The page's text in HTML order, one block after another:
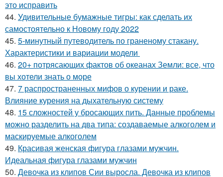
это исправить
44. Удивительные бумажные тигры: как сделать их
самостоятельно к Новому году 2022
45. 5-минутный путеводитель по граненому стакану.
Характеристики и вариации модели
46. 20+ потрясающих фактов об океанах Земли: все, что
вы хотели знать о море
47. 7 распространенных мифов о курении и раке.
Влияние курения на дыхательную систему
48. 15 сложностей у бросающих пить. Данные проблемы
можно разделить на два типа: создаваемые алкоголем и
маскируемые алкоголем
49. Красивая женская фигура глазами мужчин.
Идеальная фигура глазами мужчин
50. Девочка из клипов Сии выросла. Девочка из клипов